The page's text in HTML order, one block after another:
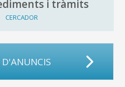
i tràmits
CERCADOR